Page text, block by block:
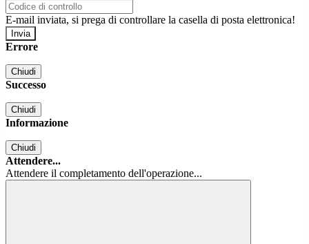
E-mail inviata, si prega di controllare la casella di posta elettronica!
Errore
Chiudi
Successo
Chiudi
Informazione
Chiudi
Attendere...
Attendere il completamento dell'operazione...